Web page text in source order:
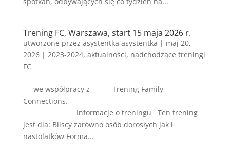
Trening FC, Warszawa, start 15 maja 2026 r.
utworzone przez asystentka asystentka | maj 20,
2026| 2023-2024, aktualności, nadchodzące treningi
FC
we współpracy z Trening Family
Connections.
Informacje o treningu Ten trening
jest dla: Bliscy zarówno osób dorosłych jak i
nastolatków Forma...